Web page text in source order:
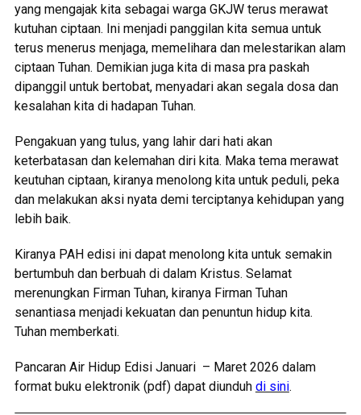
yang mengajak kita sebagai warga GKJW terus merawat
kutuhan ciptaan. Ini menjadi panggilan kita semua untuk
terus menerus menjaga, memelihara dan melestarikan alam
ciptaan Tuhan. Demikian juga kita di masa pra paskah
dipanggil untuk bertobat, menyadari akan segala dosa dan
kesalahan kita di hadapan Tuhan.
Pengakuan yang tulus, yang lahir dari hati akan
keterbatasan dan kelemahan diri kita. Maka tema merawat
keutuhan ciptaan, kiranya menolong kita untuk peduli, peka
dan melakukan aksi nyata demi terciptanya kehidupan yang
lebih baik.
Kiranya PAH edisi ini dapat menolong kita untuk semakin
bertumbuh dan berbuah di dalam Kristus. Selamat
merenungkan Firman Tuhan, kiranya Firman Tuhan
senantiasa menjadi kekuatan dan penuntun hidup kita.
Tuhan memberkati.
Pancaran Air Hidup Edisi Januari – Maret 2026 dalam
format buku elektronik (pdf) dapat diunduh di sini.